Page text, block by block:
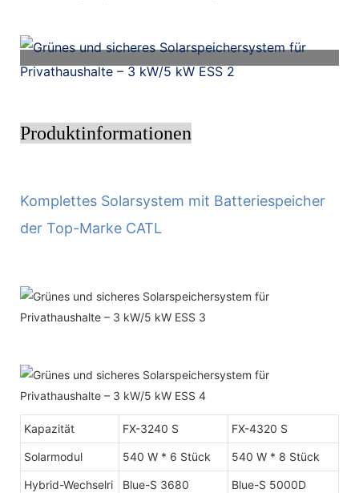
Produktinformationen
Komplettes Solarsystem mit Batteriespeicher
der Top-Marke CATL
Kapazität FX-3240 S FX-4320 S
Solarmodul 540 W * 6 Stück 540 W * 8 Stück
Hybrid-Wechselri
Blue-S 3680 Blue-S 5000D